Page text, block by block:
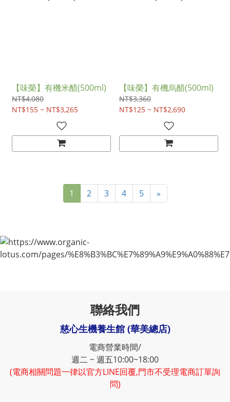
【味榮】有機米醋(500ml)
NT$4,080
NT$155 ~ NT$3,265
【味榮】有機烏醋(500ml)
NT$3,360
NT$125 ~ NT$2,690
1 2 3 4 5 »
聯絡我們
慈心生機養生館 (華美總店)
電商營業時間/
週二 ~ 週五10:00~18:00
(電商相關問題一律以官方LINE回覆,門市不受理電商訂單詢
問)